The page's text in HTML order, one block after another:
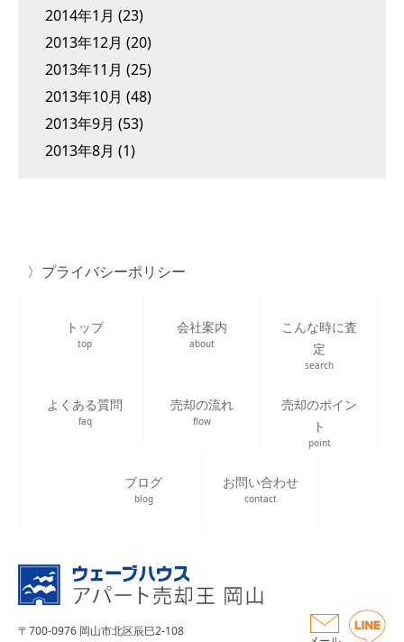
2014年1月 (23)
2013年12月 (20)
2013年11月 (25)
2013年10月 (48)
2013年9月 (53)
2013年8月 (1)
プライバシーポリシー
トップ
top
会社案内
about
こんな時に査
定
search
よくある質問
faq
売却の流れ
flow
売却のポイン
ト
point
ブログ
blog
お問い合わせ
contact
〒700-0976 岡山市北区辰巳2-108